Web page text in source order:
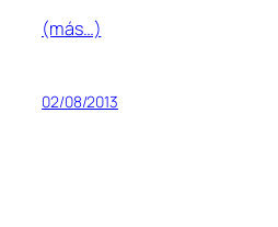
(más…)
02/08/2013